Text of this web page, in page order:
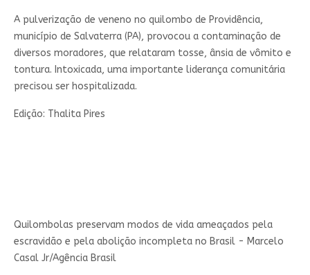
Quilombolas preservam modos de vida ameaçados pela
escravidão e pela abolição incompleta no Brasil - Marcelo
Casal Jr/Agência Brasil
A pulverização de veneno no quilombo de Providência,
município de Salvaterra (PA), provocou a contaminação de
diversos moradores, que relataram tosse, ânsia de vômito e
tontura. Intoxicada, uma importante liderança comunitária
precisou ser hospitalizada.
Edição: Thalita Pires